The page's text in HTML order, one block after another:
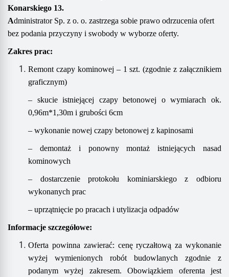
Konarskiego 13.
Administrator Sp. z o. o. zastrzega sobie prawo odrzucenia ofert
bez podania przyczyny i swobody w wyborze oferty.
Zakres prac:
Remont czapy kominowej – 1 szt. (zgodnie z załącznikiem
graficznym)
– skucie istniejącej czapy betonowej o wymiarach ok.
0,96m*1,30m i grubości 6cm
– wykonanie nowej czapy betonowej z kapinosami
– demontaż i ponowny montaż istniejących nasad
kominowych
– dostarczenie protokołu kominiarskiego z odbioru
wykonanych prac
– uprzątnięcie po pracach i utylizacja odpadów
Informacje szczegółowe:
Oferta powinna zawierać: cenę ryczałtową za wykonanie
wyżej wymienionych robót budowlanych zgodnie z
podanym wyżej zakresem.
Obowiązkiem oferenta jest